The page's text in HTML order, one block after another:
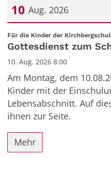
10 Aug. 2026
Datum: 10. August 2026
Für die Kinder der
Gottesdienst zum
10. Aug. 2026 8:00
Am Montag, dem
Kinder mit der
Lebensabschnitt. Auf
ihnen zur Seite.
Mehr